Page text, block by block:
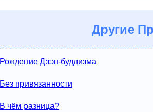
Другие
Рождение Дзэн-буддизма
Без привязанности
В чём разница?